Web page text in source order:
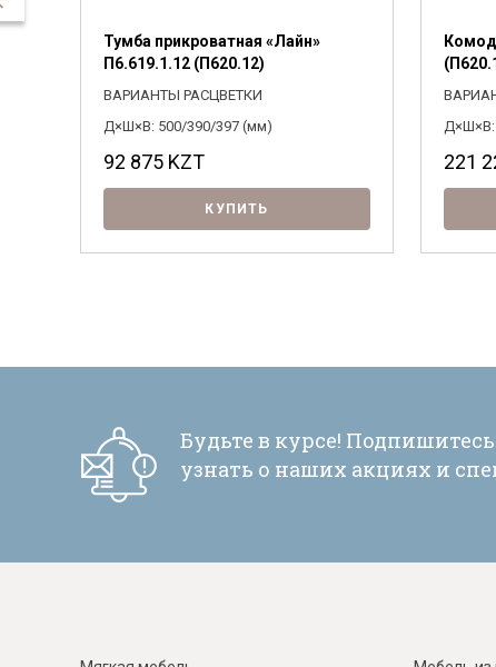
Тумба прикроватная «Лайн»
П6.619.1.12 (П620.12)
ВАРИАНТЫ РАСЦВЕТКИ
Д×Ш×В: 500/390/397 (мм)
92 875 KZT
КУПИТЬ
Д×Ш×В:
221
Будьте в курсе!
узнать о наших акциях и